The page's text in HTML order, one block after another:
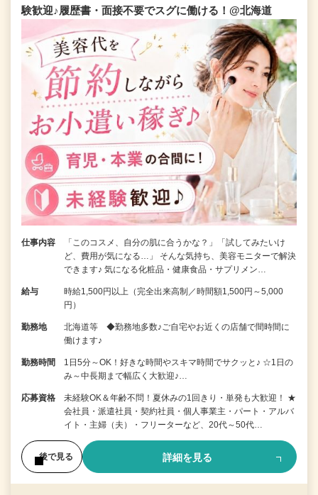
験歓迎♪履歴書・面接不要でスグに働ける！@北海道
仕事内容
「このコスメ、自分の肌に合うかな？」「試してみたいけ
ど、費用が気になる…」 そんな気持ち、美容モニターで解決
できます♪ 気になる化粧品・健康食品・サプリメン…
給与
時給1,500円以上（完全出来高制／時間額1,500円～5,000
円）
勤務地
北海道等 ◆勤務地多数♪ご自宅やお近くの店舗で間時間に
働けます♪
勤務時間
1日5分～OK！好きな時間やスキマ時間でサクッと♪ ☆1日の
み～中長期まで幅広く大歓迎♪…
応募資格
未経験OK＆年齢不問！夏休みの1回きり・単発も大歓迎！ ★
会社員・派遣社員・契約社員・個人事業主・パート・アルバ
イト・主婦（夫）・フリーターなど、20代～50代…
後で見る 詳細を見る